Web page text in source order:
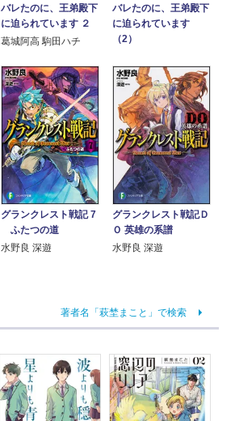
バレたのに、王弟殿下
に迫られています ２
葛城阿高 駒田ハチ
バレたのに、王弟殿下
に迫られています
（2）
グランクレスト戦記 7
ふたつの道
水野良 深遊
グランクレスト戦記Ｄ
Ｏ 英雄の系譜
水野良 深遊
著者名「萩埜まこと」で検索